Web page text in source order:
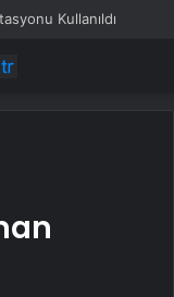
Kullanıldı